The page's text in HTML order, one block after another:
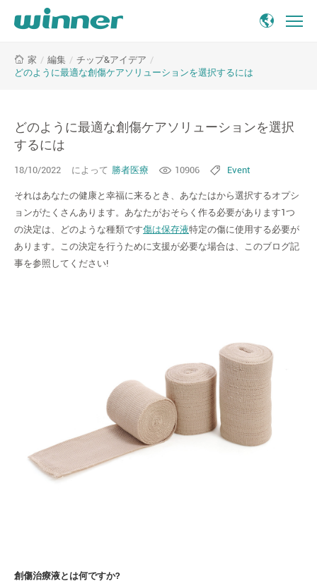
家 / 編集 / チップ&アイデア /
どのように最適な創傷ケアソリューションを選択するには
どのように最適な創傷ケアソリューションを選択
するには
18/10/2022 によって 勝者医療 10906 Event
それはあなたの健康と幸福に来るとき、あなたはから選択するオプシ
ョンがたくさんあります。あなたがおそらく作る必要があります1つ
の決定は、どのような種類です傷は保存液特定の傷に使用する必要が
あります。この決定を行うために支援が必要な場合は、このブログ記
事を参照してください!
創傷治療液とは何ですか?